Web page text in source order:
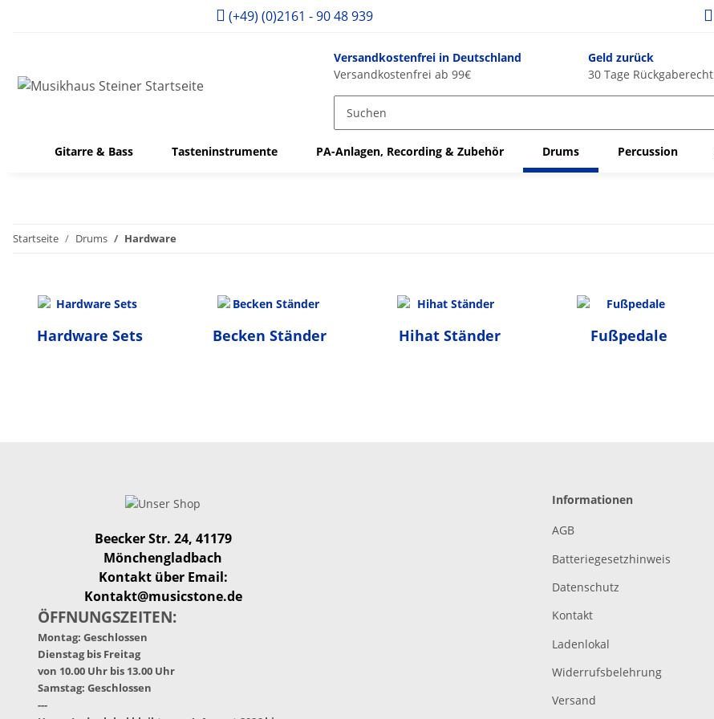
(+49) (0)2161 - 90 48 939
Versandkostenfrei in Deutschland
Versandkostenfrei ab 99€
Geld zurück
30 Tage Rückgaberecht
Gitarre & Bass Tasteninstrumente PA-Anlagen, Recording & Zubehör Drums Percussion
Startseite Drums Hardware
Hardware Sets Becken Ständer Hihat Ständer Fußpedale
Beecker Str. 24, 41179
Mönchengladbach
Kontakt über Email:
Kontakt@musicstone.de
ÖFFNUNGSZEITEN:
Montag: Geschlossen
Dienstag bis Freitag
von 10.00 Uhr bis 13.00 Uhr
Samstag: Geschlossen
---
Informationen
AGB
Batteriegesetzhinweis
Datenschutz
Kontakt
Ladenlokal
Widerrufsbelehrung
Versand